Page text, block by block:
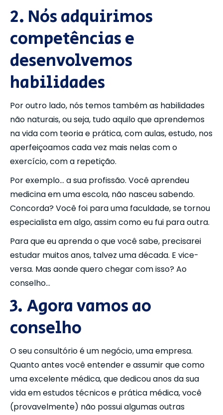
2. Nós adquirimos
competências e
desenvolvemos
habilidades
Por outro lado, nós temos também as habilidades
não naturais, ou seja, tudo aquilo que aprendemos
na vida com teoria e prática, com aulas, estudo, nos
aperfeiçoamos cada vez mais nelas com o
exercício, com a repetição.
Por exemplo… a sua profissão. Você aprendeu
medicina em uma escola, não nasceu sabendo.
Concorda? Você foi para uma faculdade, se tornou
especialista em algo, assim como eu fui para outra.
Para que eu aprenda o que você sabe, precisarei
estudar muitos anos, talvez uma década. E vice-
versa. Mas aonde quero chegar com isso? Ao
conselho…
3. Agora vamos ao
conselho
O seu consultório é um negócio, uma empresa.
Quanto antes você entender e assumir que como
uma excelente médica, que dedicou anos da sua
vida em estudos técnicos e prática médica, você
(provavelmente) não possui algumas outras